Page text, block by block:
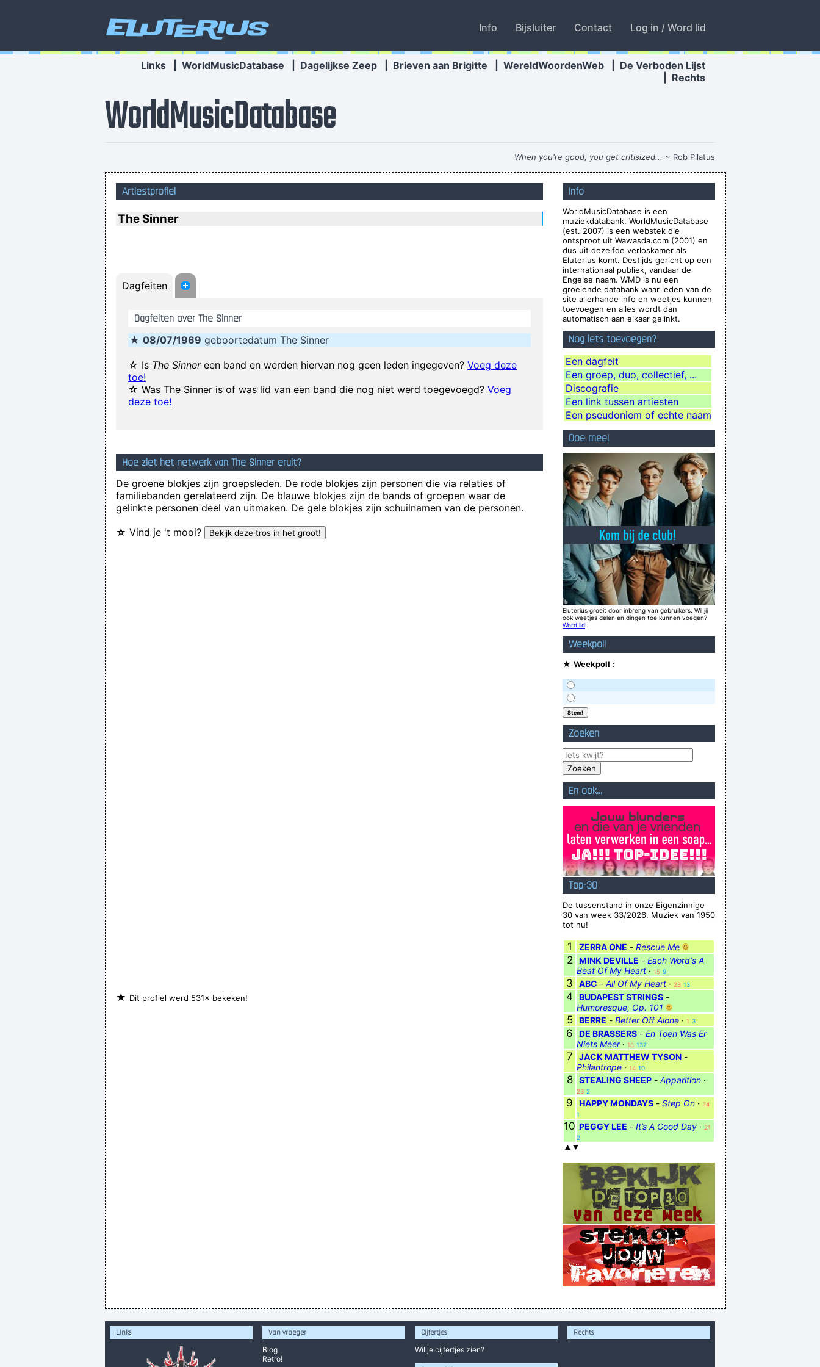
Eluterius Info Bijsluiter Contact Log in / Word lid
Links WorldMusicDatabase Dagelijkse Zeep Brieven aan Brigitte WereldWoordenWeb
De Verboden Lijst
Rechts
WorldMusicDatabase
When you're good, you get critisized... ~ Rob Pilatus
The Memory Of Things Gone Is Important To A Jazz Musician Things Like Old Folks Singing In The Moonlight In The Back Yard On A Hot Night Or
Something Said Long Ago
Marilyn Manson has a woman´s name and wears makeup. How original.~ Alice Cooper
I told people I was a drummer before I even had a set, I was a mental drummer.~ Keith Moon
... Just as Jesus created wine from water, we humans are capable on transmuting emotion into music..~ Carlos Santana
Anarchy is the only slight glimmer of hope~ Mick Jagger
Excuse me while I kiss the sky~ Jimi Hendrix
. And these children that you spit on as they try to change their worlds, they are immune to your consultations, they´ re quite aware of what they´ re
going through.~ David Bowie
I got nasty habits; I take tea at three
during a live performance of "Christian"...
Don't play what's there, play what's not there.~ Miles Davis
If I were in the Beatles, I'd be a good George Harrison.~ Noel Gallagher
Yeah, Wacko Jacko, Where Did That Come From? Some English Tabloid I Have A Heart And I Have Feelings I Feel That When You Do That To Me It´s Not
Nice~ Michael Jackson
I'm investing in a company that has patented wallet technology that will deodorize currency That way people won´ t have to deal with money that smells
funny~ Moby
Waar zijn die handen!?~ Regi Penxten
Artiestprofiel
The Sinner
Dagfeiten
Dagfeiten over The Sinner
★ 08/07/1969 geboortedatum The Sinner
☆ Is The Sinnereen band en werden hiervan nog geen leden ingegeven? Voeg deze
toe!
☆ Was The Sinner is of was lid van een band die nog niet werd toegevoegd? Voeg
deze toe!
Hoe ziet het netwerk van The Sinner eruit?
De groene blokjes zijn groepsleden. De rode blokjes zijn personen die via relaties of
familiebanden gerelateerd zijn. De blauwe blokjes zijn de bands of groepen waar de
gelinkte personen deel van uitmaken. De gele blokjes zijn schuilnamen van de personen.
☆ Vind je 't mooi?
★ Dit profiel werd 531× bekeken!
Info
WorldMusicDatabase is een
muziekdatabank. WorldMusicDatabase
(est. 2007) is een webstek die
ontsproot uit Wawasda.com (2001) en
dus uit dezelfde verloskamer als
Eluterius komt. Destijds gericht op een
internationaal publiek, vandaar de
Engelse naam. WMD is nu een
groeiende databank waar leden van de
site allerhande info en weetjes kunnen
toevoegen en alles wordt dan
automatisch aan elkaar gelinkt.
Nog iets toevoegen?
Een dagfeit
Een groep, duo, collectief, ...
Discografie
Een link tussen artiesten
Een pseudoniem of echte naam
Doe mee!
Eluterius groeit door inbreng van gebruikers. Wil jij
ook weetjes delen en dingen toe kunnen voegen?
Word lid!
Weekpoll
★ Weekpoll :
Zoeken
En ook...
Top-30
De tussenstand in onze Eigenzinnige
30 van week 33/2026. Muziek van 1950
tot nu!
1 ZERRA ONE - Rescue Me
2 MINK DEVILLE - Each Word‘s A
Beat Of My Heart · 15 9
3 ABC - All Of My Heart · 28 13
4 BUDAPEST STRINGS -
Humoresque, Op. 101
5 BERRE - Better Off Alone · 1 3
6 DE BRASSERS - En Toen Was Er
Niets Meer· 18 137
7 JACK MATTHEW TYSON -
Philantrope · 14 10
8 STEALING SHEEP - Apparition ·
23 2
9 HAPPY MONDAYS - Step On · 24
1
10 PEGGY LEE - It’s A Good Day · 21
2
Links
Van vroeger
Blog
Retro!
Cijfertjes
Wil je cijfertjes zien?
Rechts